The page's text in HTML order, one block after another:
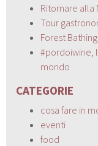
Ritornare alla
Tour
Forest
#pordoiwine,
mondo
CATEGORIE
cosa fare in
eventi
food